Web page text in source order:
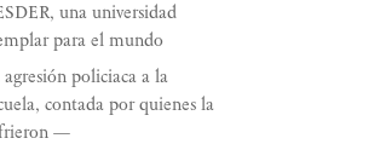
una universidad
para el mundo
agresión policiaca a la
contada por quienes la
—